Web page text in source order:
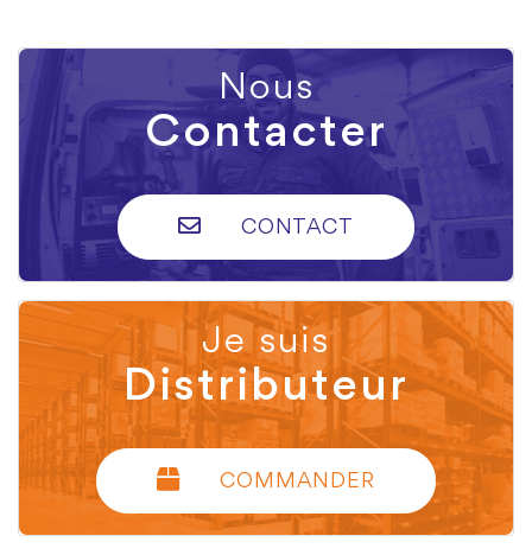
Nous
Contacter
CONTACT
Je suis
Distributeur
COMMANDER